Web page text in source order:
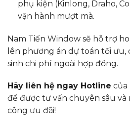
phụ kiện (Kinlong, Draho,
vận hành mượt mà.
Nam Tiến Window sẽ hỗ trợ
lên phương án dự toán tối
sinh chi phí ngoài hợp đồng.
Hãy liên hệ ngay Hotline của
để được tư vấn chuyên sâu và
công ưu đãi!